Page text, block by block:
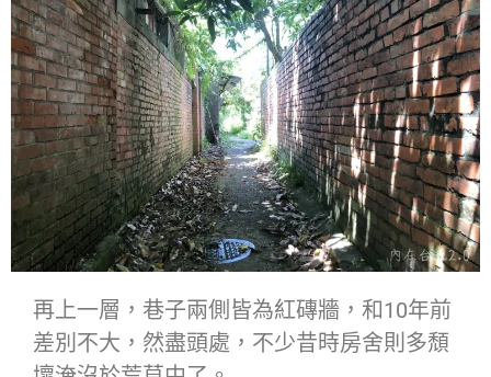
再上一層，巷子兩側皆為紅磚牆，和10年前
差別不大，然盡頭處，不少昔時房舍則多頹